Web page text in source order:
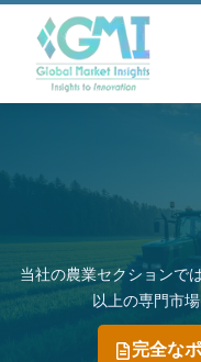
当社の農業セクションで
以上の専門市
完全な